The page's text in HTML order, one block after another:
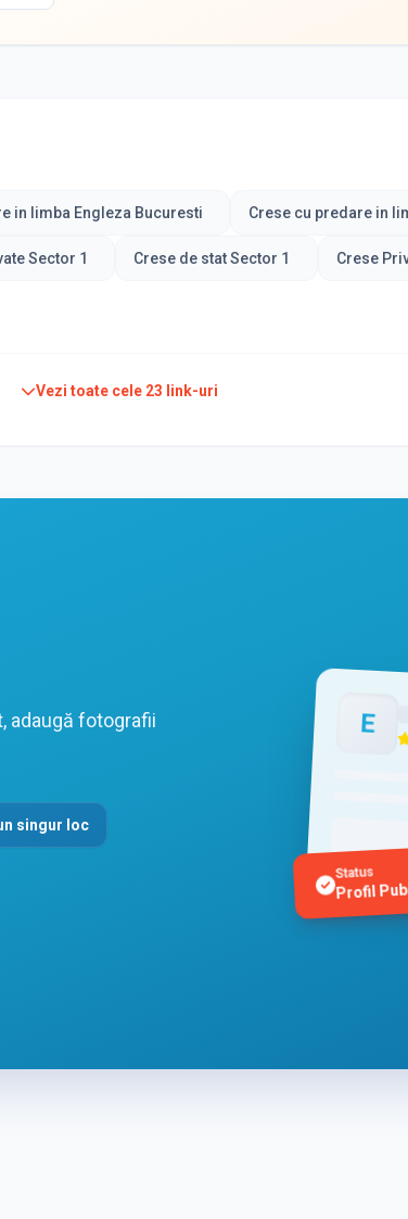
in limba Engleza Bucuresti Crese cu predare in
Sector 1 Crese de stat Sector 1 Crese
Vezi toate cele 23 link-uri
adaugă fotografii
singur loc
E
Status
Profil